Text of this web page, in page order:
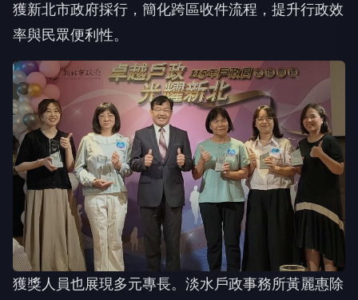
獲新北市政府採行，簡化跨區收件流程，提升行政效
率與民眾便利性。
獲獎人員也展現多元專長。淡水戶政事務所黃麗惠除